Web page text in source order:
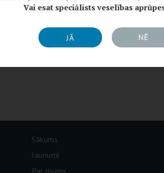
Vai esat speciālists veselības
JĀ NĒ
Sākums
Jaunumi
Par mums